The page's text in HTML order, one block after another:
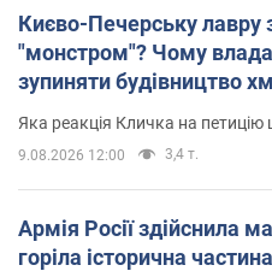
Києво-Печерську
"монстром"? Чому
зупиняти будівництво
вірянина"
Яка реакція Кличка на
9.08.2026 12:00 3,4 т.
Армія Росії здійснила
горіла історична